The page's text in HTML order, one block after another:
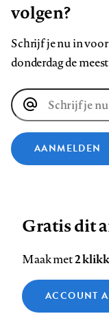
volgen?
Schrijf je nu in
donderdag de
E-
mailadres
AANMELDEN
ons
op
Facebook
ons
op
LinkedIn
op
Footer
Contact Colofon
Gratis dit
Maak met2
ACCOUNT
Zie onze cookie policy
Analytische cookies